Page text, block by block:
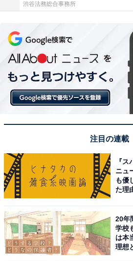
季節の野菜と合わせた味噌汁で季節感アップ
「淡色系味噌は単調な味わいにな
のですが、これまでにない明るさ
シュ”という言葉がぴったりのす
などの奥深さも感じられる味噌で
短期間では熟成が進まないのでは
りましたが、例年の初夏より一足
い、おいしい味噌に仕上がりました
渋谷法務総合事務所
注目の連載
『
ニュ
も優
た理
20年
学校
は本
理想